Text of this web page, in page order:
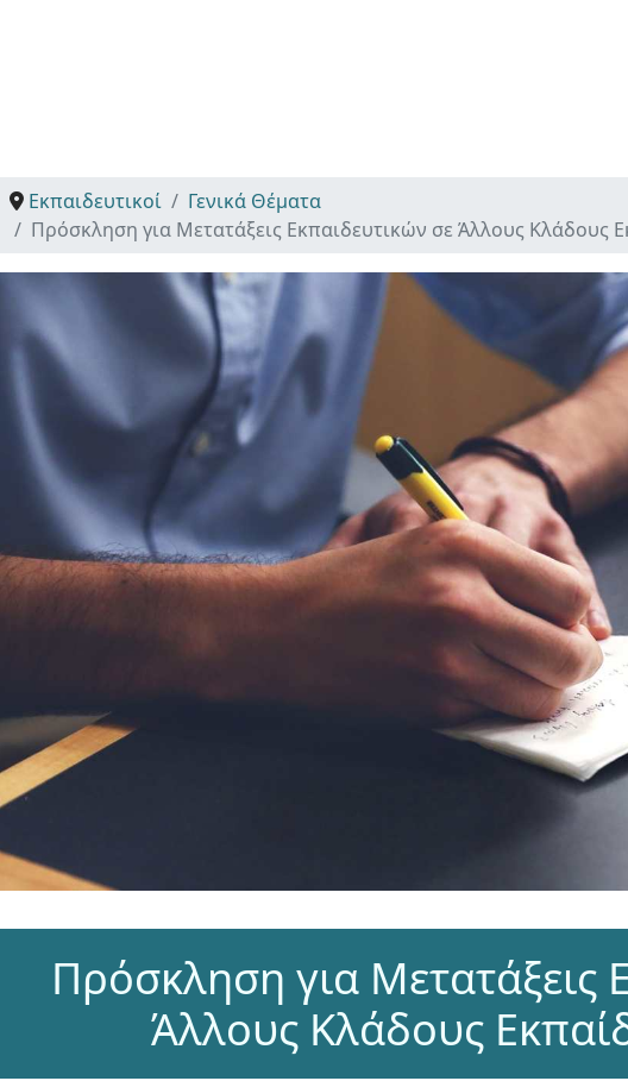
Εκπαιδευτικοί
Γενικά Θέματα
Πρόσκληση για Μετατάξεις Εκπαιδευτικών σε Άλλους Κλάδους
Πρόσκληση για Μετατάξεις
Άλλους Κλάδους